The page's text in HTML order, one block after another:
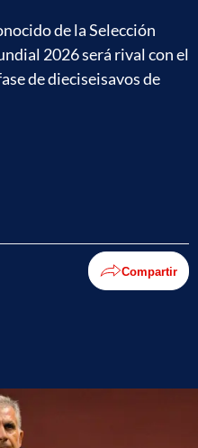
de la Selección
2026 será rival con el
de dieciseisavos de
Compartir